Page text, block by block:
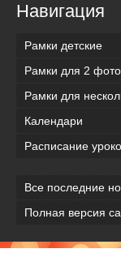
Навигация
Рамки детские
Рамки для 2 фото
Рамки для
Календари
Расписание
Все последние
Полная версия